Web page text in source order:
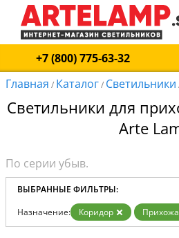
+7 (800) 775-63-32
Главная / Каталог/ Светильники
Светильники для
Arte
ВЫБРАННЫЕ ФИЛЬТРЫ:
Назначение: Коридор
Вид:
Светильники